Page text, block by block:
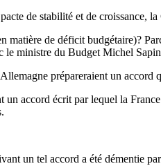
de stabilité et de
matière de déficit budgétaire)?
le ministre du Budget Michel
prépareraient un accord
accord écrit par lequel la
un tel accord a été démentie